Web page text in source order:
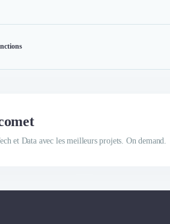
et Data avec les meilleurs projets. On demand.